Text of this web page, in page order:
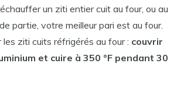
un ziti entier cuit au four, ou au
partie, votre meilleur pari est au four.
ziti cuits réfrigérés au four : couvrir
et cuire à 350 °F pendant 30